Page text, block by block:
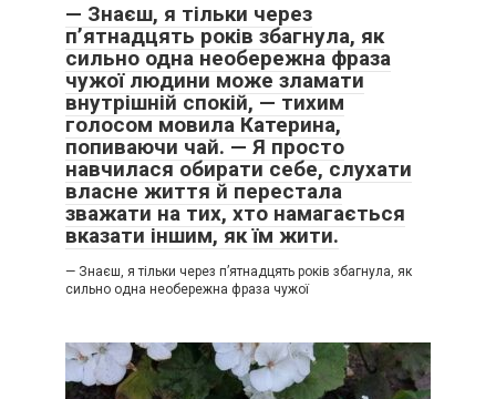
— Знаєш, я тільки через
п’ятнадцять років збагнула, як
сильно одна необережна фраза
чужої людини може зламати
внутрішній спокій, — тихим
голосом мовила Катерина,
попиваючи чай. — Я просто
навчилася обирати себе, слухати
власне життя й перестала
зважати на тих, хто намагається
вказати іншим, як їм жити.
— Знаєш, я тільки через п’ятнадцять років збагнула, як
сильно одна необережна фраза чужої